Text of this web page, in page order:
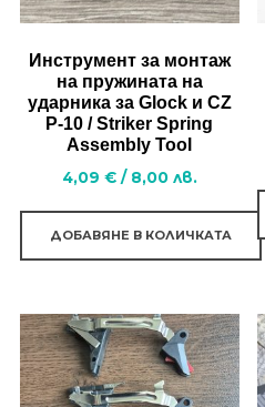
Инструмент за монтаж
на пружината на
ударника за Glock и CZ
P-10 / Striker Spring
Assembly Tool
4,09 € / 8,00 лв.
ДОБАВЯНЕ В КОЛИЧКАТА